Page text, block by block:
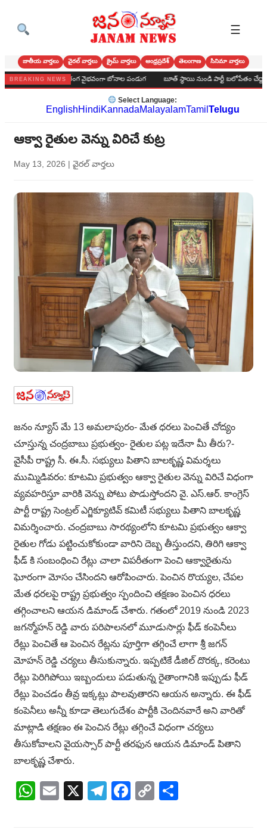
☰
జాతీయ వార్తలు వైరల్ వార్తలు క్రైమ్ వార్తలు ఆంధ్రప్రదేశ్ తెలంగాణ సినిమా వార్తలు
BREAKING NEWS
హైస్కూల్‌లో అంగరంగ వైభవంగా బోనాల పండుగ బూత్ స్థాయి నుండి పార్టీ బలోపేతం చేద్దాం :
Select Language:
EnglishHindiKannadaMalayalamTamil Telugu
ఆక్వా రైతుల వెన్ను విరిచే కుట్ర
May 13, 2026 | వైరల్ వార్తలు
జనం న్యూస్ మే 13 అమలాపురం- మేత ధరలు పెంచితే చోద్యం
చూస్తున్న చంద్రబాబు ప్రభుత్వం- రైతుల పట్ల ఇదేనా మీ తీరు?-
వైసీపీ రాష్ట్ర సీ. ఈ.సీ. సభ్యులు పితాని బాలకృష్ణ విమర్శలు
ముమ్మిడివరం: కూటమి ప్రభుత్వం ఆక్వా రైతుల వెన్ను విరిచే విధంగా
వ్యవహరిస్తూ వారికి వెన్ను పోటు పొడుస్తోందని వై. ఎస్.ఆర్. కాంగ్రెస్
పార్టీ రాష్ట్ర సెంట్రల్ ఎగ్జిక్యూటివ్ కమిటీ సభ్యులు పితాని బాలకృష్ణ
విమర్శించారు. చంద్రబాబు సారథ్యంలోని కూటమి ప్రభుత్వం ఆక్వా
రైతుల గోడు పట్టించుకోకుండా వారిని దెబ్బ తీస్తుందని, తిరిగి ఆక్వా
ఫీడ్ కి సంబంధించి రేట్లు చాలా విపరీతంగా పెంచి ఆక్వారైతును
ఘోరంగా మోసం చేసిందని ఆరోపించారు. పెంచిన రొయ్యల, చేపల
మేత ధరలపై రాష్ట్ర ప్రభుత్వం స్పందించి తక్షణం పెంచిన ధరలు
తగ్గించాలని ఆయన డిమాండ్ చేశారు. గతంలో 2019 నుండి 2023
జగన్మోహన్ రెడ్డి వారు పరిపాలనలో మూడుసార్లు ఫీడ్ కంపెనీలు
రేట్లు పెంచితే ఆ పెంచిన రేట్లను పూర్తిగా తగ్గించే లాగా శ్రీ జగన్
మోహన్ రెడ్డి చర్యలు తీసుకున్నారు. ఇప్పటికే డీజిల్ దొరక్క, కరెంటు
రేట్లు పెరిగిపోయి ఇబ్బందులు పడుతున్న రైతాంగానికి ఇప్పుడు ఫీడ్
రేట్లు పెంచడం తీవ్ర ఇక్కట్లు పాలవుతారని ఆయన అన్నారు. ఈ ఫీడ్
కంపెనీలు అన్నీ కూడా తెలుగుదేశం పార్టీకి చెందినవారే అని వారితో
మాట్లాడి తక్షణం ఈ పెంచిన రేట్లు తగ్గించే విధంగా చర్యలు
తీసుకోవాలని వైయస్సార్ పార్టీ తరఫున ఆయన డిమాండ్ పితాని
బాలకృష్ణ చేశారు.
WhatsApp
Email
X Telegram
Facebook
Copy